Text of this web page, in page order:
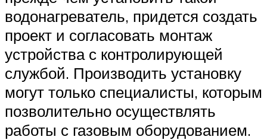
водонагреватель, придется создать
проект и согласовать монтаж
устройства с контролирующей
службой. Производить установку
могут только специалисты, которым
позволительно осуществлять
работы с газовым оборудованием.